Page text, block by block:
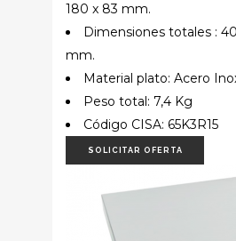
180 x 83 mm.
Dimensiones totales :
mm.
Material plato: Acero
Peso total: 7,4 Kg
Código CISA: 65K3R15
SOLICITAR OFERTA